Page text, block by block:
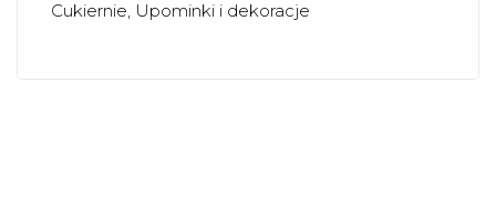
Cukiernie Upominki i dekoracje